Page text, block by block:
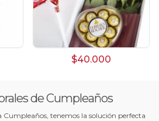
$40.000
de Cumpleaños
Cumpleaños, tenemos la solución perfecta